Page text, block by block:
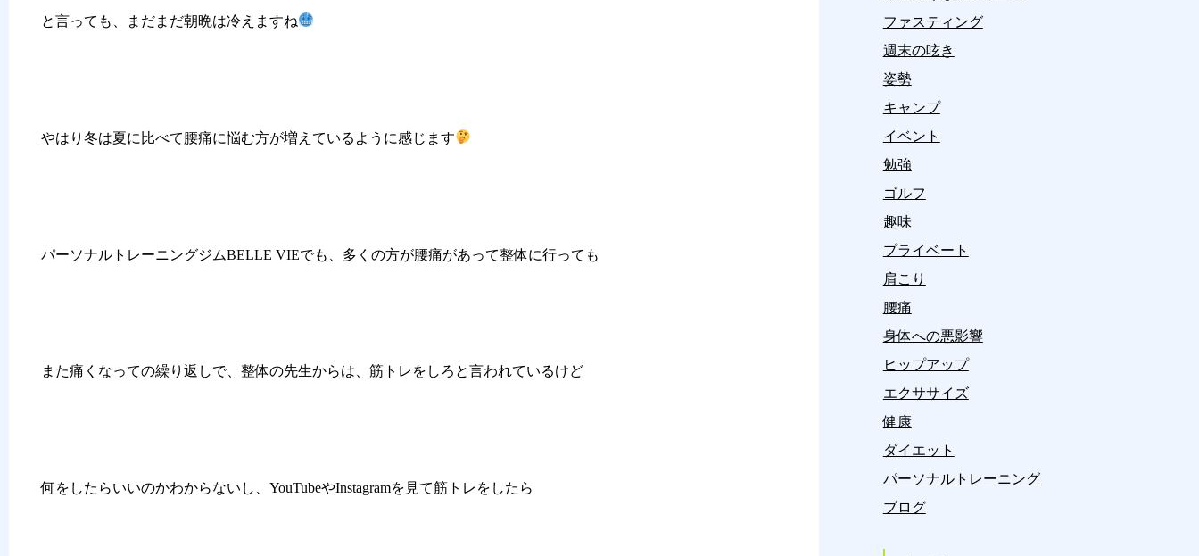
と言っても、まだまだ朝晩は冷えますね
やはり冬は夏に比べて腰痛に悩む方が増えているように感じます
パーソナルトレーニングジムBELLE VIEでも、多くの方が腰痛があって整体に行っても
また痛くなっての繰り返しで、整体の先生からは、筋トレをしろと言われているけど
何をしたらいいのかわからないし、YouTubeやInstagramを見て筋トレをしたら
ファスティング
週末の呟き
姿勢
キャンプ
イベント
勉強
ゴルフ
趣味
プライベート
肩こり
腰痛
身体への悪影響
ヒップアップ
エクササイズ
健康
ダイエット
パーソナルトレーニング
ブログ